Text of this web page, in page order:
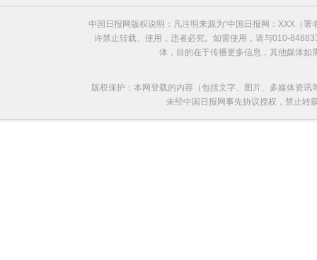
中国日报网版权说明：凡注明来源为“中国日报网：XXX（
许禁止转载、使用，违者必究。如需使用，请与010-
体，目的在于传播更多信息，其他媒体
版权保护：本网登载的内容（包括文字、图片、多媒体资
未经中国日报网事先协议授权，禁止转